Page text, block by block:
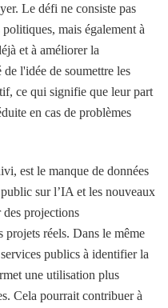
Le défi ne consiste pas
mais également à
et à améliorer la
l'idée de soumettre les
ce qui signifie que leur part
en cas de problèmes
est le manque de données
sur l’IA et les nouveaux
des projections
projets réels. Dans le même
publics à identifier la
une utilisation plus
Cela pourrait contribuer à